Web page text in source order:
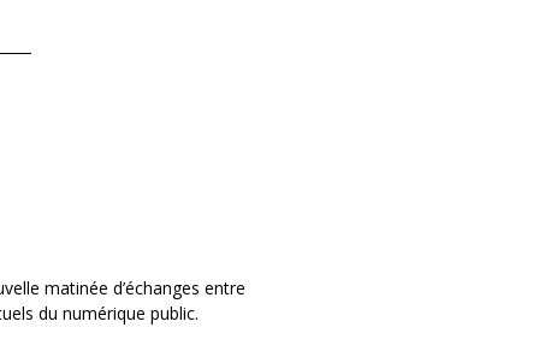
matinée d’échanges entre
du numérique public.